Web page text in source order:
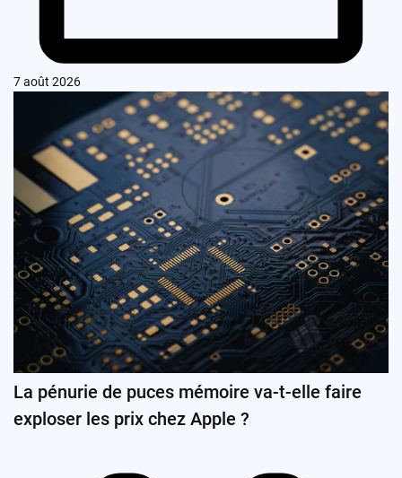
7 août 2026
La pénurie de puces mémoire va-t-elle faire
exploser les prix chez Apple ?